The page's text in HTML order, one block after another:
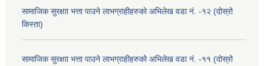
सामाजिक सुरक्षाा भत्ता पाउने लाभग्राहीहरुको अभिलेख वडा नं. -१२ (दोस्रो
किस्ता)
सामाजिक सुरक्षाा भत्ता पाउने लाभग्राहीहरुको अभिलेख वडा नं. -११ (दोस्रो